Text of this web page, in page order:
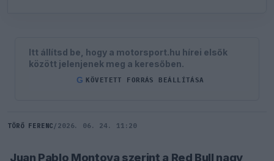
Itt állítsd be, hogy a motorsport.hu hírei elsők
között jelenjenek meg a keresőben.
G KÖVETETT FORRÁS BEÁLLÍTÁSA
TÖRŐ FERENC / 2026. 06. 24. 11:20
Juan Pablo Montoya szerint a Red Bull nagy